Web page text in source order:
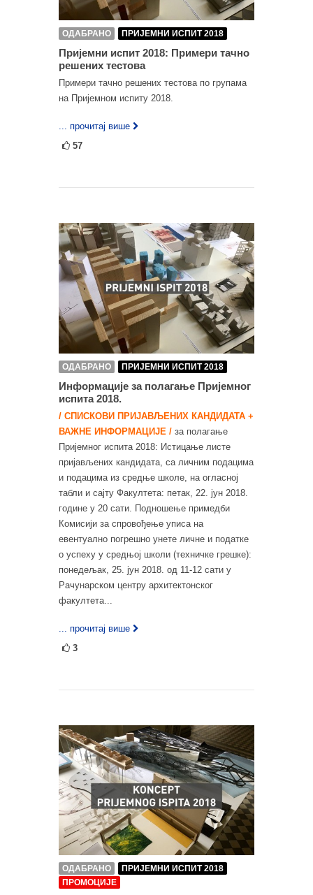
ОДАБРАНО ПРИЈЕМНИ ИСПИТ 2018
Пријемни испит 2018: Примери тачно
решених тестова
Примери тачно решених тестова по групама
на Пријемном испиту 2018.
... прочитај више
57
ОДАБРАНО ПРИЈЕМНИ ИСПИТ 2018
Информације за полагање Пријемног
испита 2018.
/ СПИСКОВИ ПРИЈАВЉЕНИХ КАНДИДАТА +
ВАЖНЕ ИНФОРМАЦИЈЕ / за полагање
Пријемног испита 2018: Истицање листе
пријављених кандидата, са личним подацима
и подацима из средње школе, на огласној
табли и сајту Факултета: петак, 22. јун 2018.
године у 20 сати. Подношење примедби
Комисији за спровођење уписа на
евентуално погрешно унете личне и податке
о успеху у средњој школи (техничке грешке):
понедељак, 25. јун 2018. од 11-12 сати у
Рачунарском центру архитектонског
факултета...
... прочитај више
3
ОДАБРАНО
ПРИЈЕМНИ ИСПИТ 2018
ПРОМОЦИЈЕ